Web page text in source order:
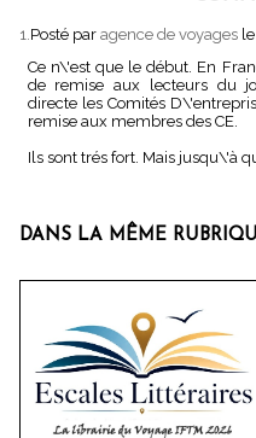
1.Posté par agence de voyages
Ce n\'est que le début. En
de remise aux lecteurs du
directe les Comités
remise aux membres des CE.
Ils sont trés fort. Mais jusqu\'à
DANS LA MÊME